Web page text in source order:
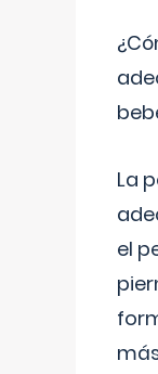
La
el